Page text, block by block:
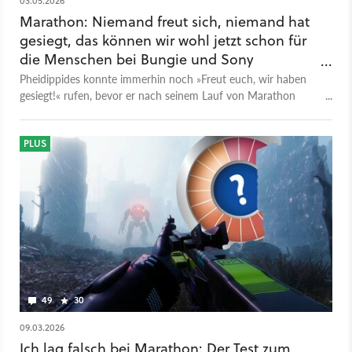
Marathon: Niemand freut sich, niemand hat
gesiegt, das können wir wohl jetzt schon für
die Menschen bei Bungie und Sony
festhalten
Pheidippides konnte immerhin noch »Freut euch, wir haben
gesiegt!« rufen, bevor er nach seinem Lauf von Marathon
49 30
PLUS
09.03.2026